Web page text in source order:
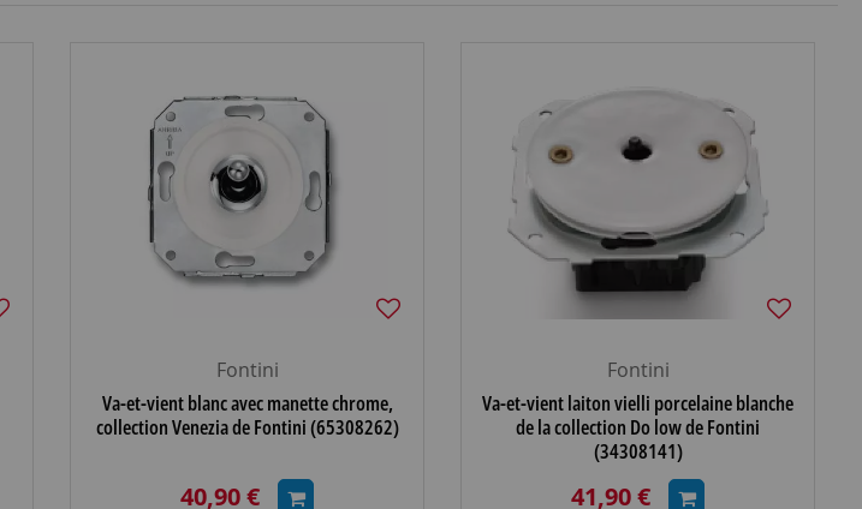
Fontini
Va-et-vient blanc avec manette chrome,
collection Venezia de Fontini (65308262)
40,90 €
Fontini
Va-et-vient laiton vielli porcelaine blanche
de la collection Do low de Fontini
(34308141)
41,90 €